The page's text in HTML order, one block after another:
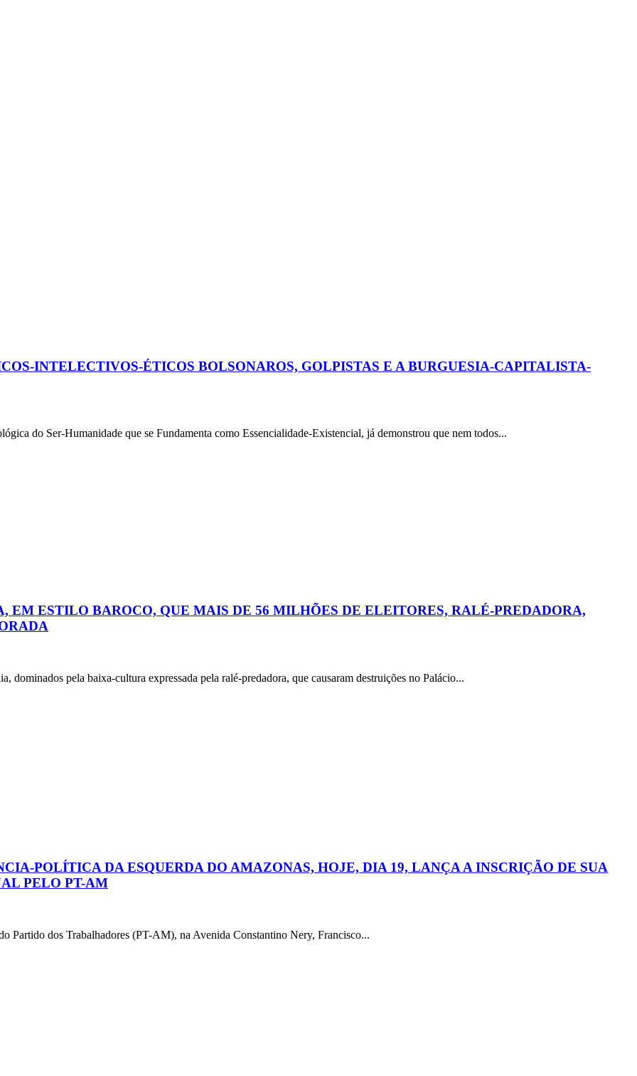
INTELECTIVOS-ÉTICOS BOLSONAROS, GOLPISTAS E A BURGUESIA-CAPITALISTA-
do Ser-Humanidade que se Fundamenta como Essencialidade-Existencial, já demonstrou que nem todos...
ESTILO BAROCO, QUE MAIS DE 56 MILHÕES DE ELEITORES, RALÉ-PREDADORA,
pela baixa-cultura expressada pela ralé-predadora, que causaram destruições no Palácio...
POLÍTICA DA ESQUERDA DO AMAZONAS, HOJE, DIA 19, LANÇA A INSCRIÇÃO DE SUA
PELO PT-AM
dos Trabalhadores (PT-AM), na Avenida Constantino Nery, Francisco...